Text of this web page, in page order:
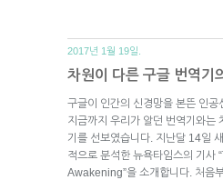
2017년 1월 19일.
차원이 다른 구글 번역기
구글이 인간의 신경망을 본뜬 인공
지금까지 우리가 알던 번역기와는
기를 선보였습니다. 지난달 14일
적으로 분석한 뉴욕타임스의 기사
Awakening”을 소개합니다. 처음